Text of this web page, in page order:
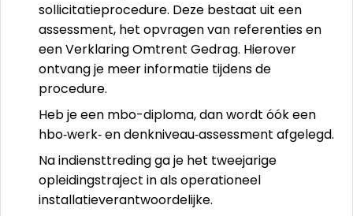
sollicitatieprocedure. Deze bestaat uit een
assessment, het opvragen van referenties en
een Verklaring Omtrent Gedrag. Hierover
ontvang je meer informatie tijdens de
procedure.
Heb je een mbo-diploma, dan wordt óók een
hbo‑werk‑ en denkniveau‑assessment afgelegd.
Na indiensttreding ga je het tweejarige
opleidingstraject in als operationeel
installatieverantwoordelijke.